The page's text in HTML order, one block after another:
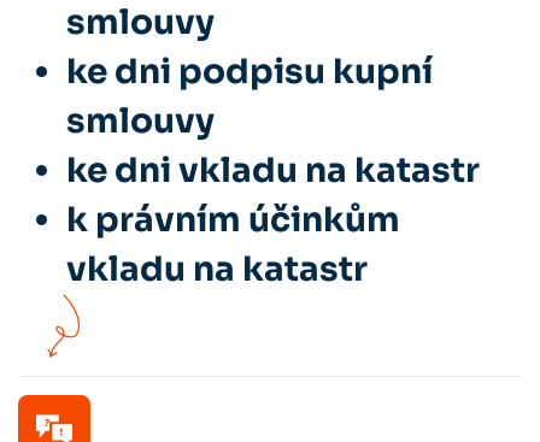
smlouvy
ke dni podpisu kupní
smlouvy
ke dni vkladu na katastr
k právním účinkům
vkladu na katastr